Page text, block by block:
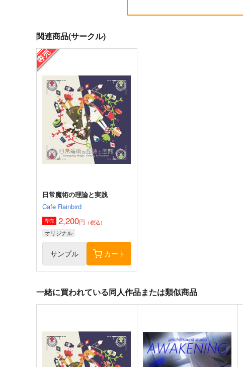
≪C108作品セット≫B2タペス
トリー【サークル：アニマル
マシーン】
アニマルマシーン
専売 2,750円（税込）
オリジナル
サンプル カート
見せてくる本13
嘘つき屋
662円（税込）
ルボード】艶娘幻夢譚
T2 ART WORKS
専売 4,400円（税込）
関連商品(サークル)
日常魔術の理論と実践
Cafe Rainbird
専売 2,200円 （税込）
オリジナル
サンプル カート
一緒に買われている同人作品または類似商品